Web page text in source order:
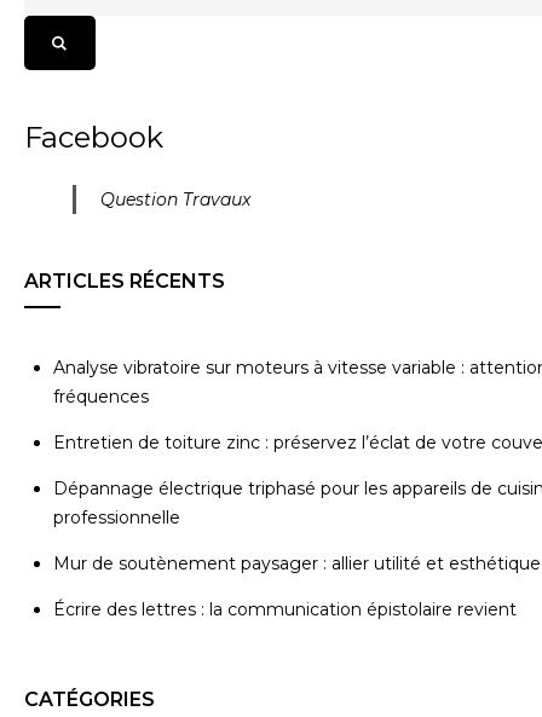
Facebook
Question Travaux
ARTICLES RÉCENTS
Analyse vibratoire sur moteurs à vitesse variable :
fréquences
Entretien de toiture zinc : préservez l’éclat de votre
Dépannage électrique triphasé pour les appareils de
professionnelle
Mur de soutènement paysager : allier utilité et esthétique
Écrire des lettres : la communication épistolaire revient
CATÉGORIES